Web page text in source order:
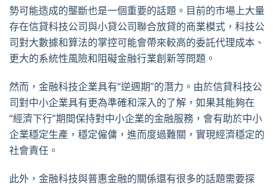
勢可能造成的壟斷也是一個重要的話題。目前的市場上大量
存在信貸科技公司與小貸公司聯合放貸的商業模式，科技公
司對大數據和算法的掌控可能會帶來較高的委託代理成本、
更大的系統性風險和阻礙金融行業創新等問題。
然而，金融科技企業具有“逆週期”的潛力。由於信貸科技公
司對中小企業具有更為準確和深入的了解，如果其能夠在
“經濟下行”期間保持對中小企業的金融服務，會有助於中小
企業穩定生產，穩定僱傭，進而度過難關，實現經濟穩定的
社會責任。
此外，金融科技與普惠金融的關係還有很多的話題需要探